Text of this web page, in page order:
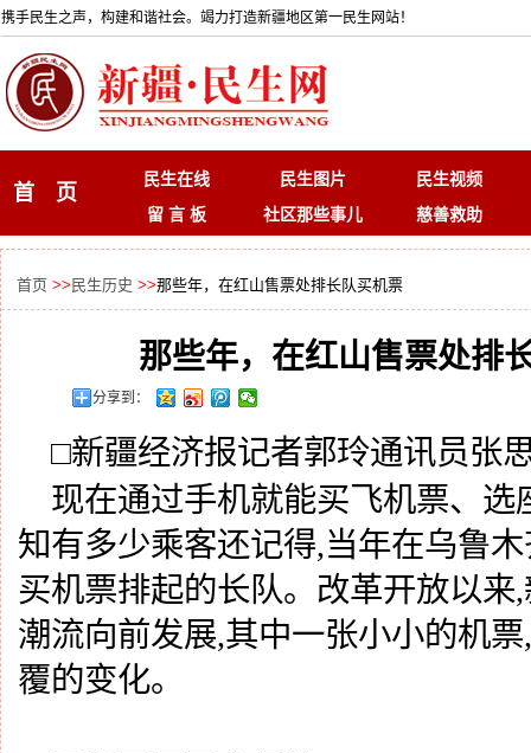
携手民生之声，构建和谐社会。竭力打造新疆地区第一民生网站！
首 页
民生在线 民生图片
民生视频
留 言 板
社区那些事儿 慈善救助
首页 >> 民生历史 >>那些年，在红山售票处排长队买机票
那些年，在红山售票处排
分享到：
□新疆经济报记者郭玲通讯员张
现在通过手机就能买飞机票、选
知有多少乘客还记得,当年在乌鲁
买机票排起的长队。改革开放以来
潮流向前发展,其中一张小小的机
覆的变化。